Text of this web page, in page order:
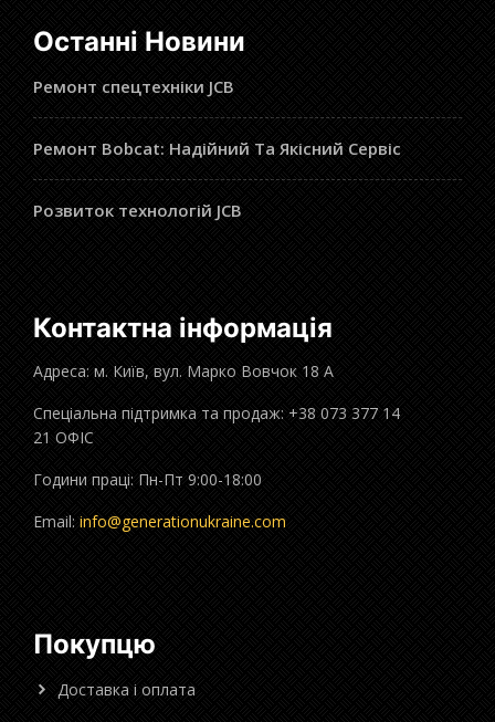
Останні Новини
Ремонт спецтехніки JCB
Ремонт Bobcat: Надійний Та Якісний Сервіс
Розвиток технологій JCB
Контактна інформація
Адреса: м. Київ, вул. Марко Вовчок 18 А
Спеціальна підтримка та продаж: +38 073 377 14
21 ОФІС
Години праці: Пн-Пт 9:00-18:00
Email: info@generationukraine.com
Покупцю
Доставка і оплата